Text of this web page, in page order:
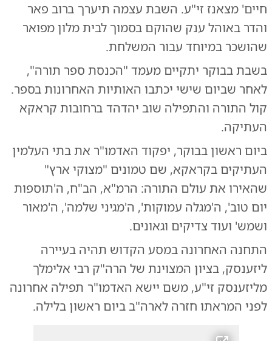
חיים' מצאנז זי"ע. השבת עצמה תיערך ברוב פאר
והדר באוהל ענק שהוקם בסמוך לבית מלון מפואר
שהושכר במיוחד עבור המשלחת.
בשבת בבוקר יתקיים מעמד "הכנסת ספר תורה",
לאחר שביום שישי יכתבו האותיות האחרונות בספר.
קול התורה והתפילה שוב יהדהד ברחובות קראקא
העתיקה.
ביום ראשון בבוקר, יפקוד האדמו"ר את בתי העלמין
העתיקים בקראקא, שם טמונים "מצוקי ארץ"
שהאירו את עולם התורה: הרמ"א, הב"ח, ה'תוספות
יום טוב', ה'מגלה עמוקות', ה'מגיני שלמה', ה'מאור
ושמש' ועוד צדיקים וגאונים.
התחנה האחרונה במסע הקדוש תהיה בעיירה
ליזענסק, בציון המצוינת של הרה"ק רבי אלימלך
מליזענסק זי"ע, משם יישא האדמו"ר תפילה אחרונה
לפני המראתו חזרה לארה"ב ביום ראשון בלילה.